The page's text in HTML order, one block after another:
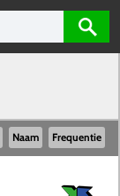
Naam Frequentie